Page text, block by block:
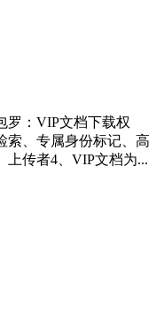
罗：VIP文档下载权
索、专属身份标记、高
上传者4、VIP文档为...